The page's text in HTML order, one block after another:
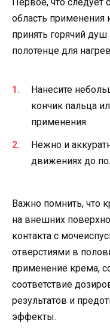
область применения
принять горячий душ
полотенце для
Нанесите
кончик пальца
применения.
Нежно и
движениях до
Важно помнить, что
на внешних
контакта с
отверстиями в
применение крема,
соответствие
результатов и
эффекты.